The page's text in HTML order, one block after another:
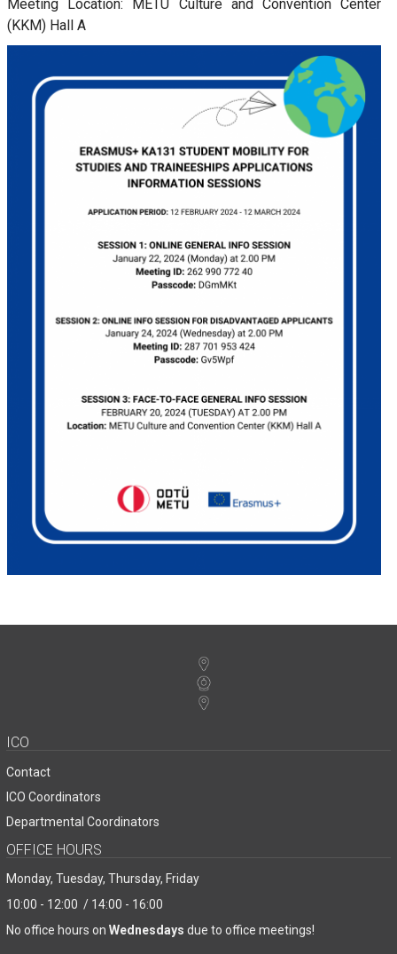
Meeting Location: METU Culture and Convention Center
(KKM) Hall A
ICO
Contact
ICO Coordinators
Departmental Coordinators
OFFICE HOURS
Monday, Tuesday, Thursday, Friday
10:00 - 12:00 / 14:00 - 16:00
No office hours on Wednesdays due to office meetings!